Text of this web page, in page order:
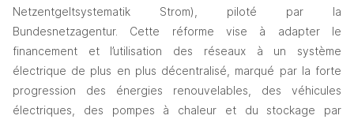
Netzentgeltsystematik Strom), piloté par la
Bundesnetzagentur. Cette réforme vise à adapter le
financement et l’utilisation des réseaux à un système
électrique de plus en plus décentralisé, marqué par la forte
progression des énergies renouvelables, des véhicules
électriques, des pompes à chaleur et du stockage par